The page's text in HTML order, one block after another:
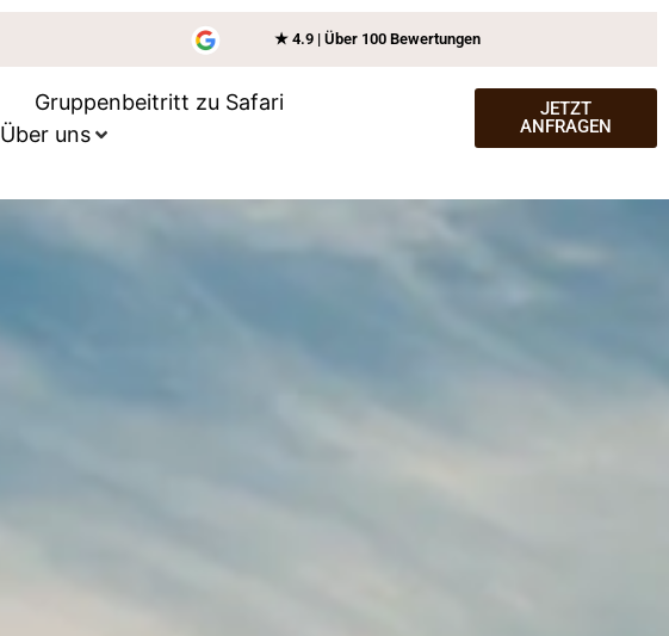
★ 4.9 | Über 100 Bewertungen
Gruppenbeitritt zu Safari
Über uns
JETZT
ANFRAGEN